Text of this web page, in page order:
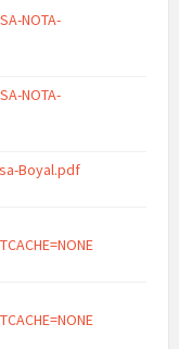
NOTA-
NOTA-
Boyal.pdf